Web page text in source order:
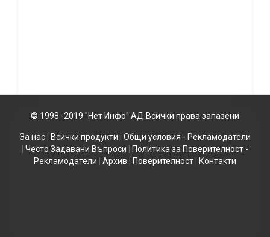
© 1998 -2019 "Нет Инфо" АД Всички права запазени
За нас| Всички продукти
Общи условия - Рекламодатели
Често Задавани Въпроси
Политика за Поверителност -
Рекламодатели
Архив Поверителност Контакти